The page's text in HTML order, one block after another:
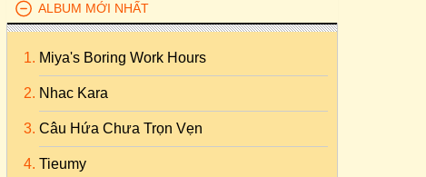
ALBUM MỚI NHẤT
Miya's Boring Work Hours
Nhac Kara
Câu Hứa Chưa Trọn Vẹn
Tieumy